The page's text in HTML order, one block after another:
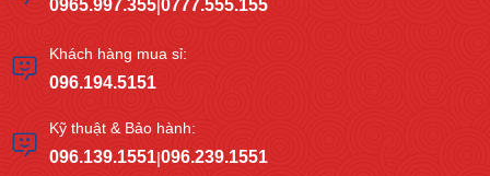
0965.997.355|0777.555.155
Khách hàng mua sỉ:
096.194.5151
Kỹ thuật & Bảo hành:
096.139.1551|096.239.1551